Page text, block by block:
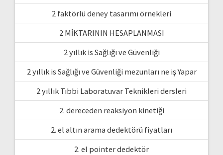
2 faktörlü deney tasarımı örnekleri
2 MİKTARININ HESAPLANMASI
2 yıllık is Sağlığı ve Güvenliği
2 yıllık is Sağlığı ve Güvenliği mezunları ne iş Yapar
2 yıllık Tıbbi Laboratuvar Teknikleri dersleri
2. dereceden reaksiyon kinetiği
2. el altın arama dedektörü fiyatları
2. el pointer dedektör